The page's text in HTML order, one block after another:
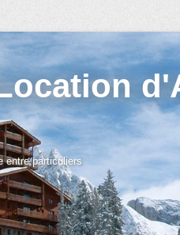
entre particuliers